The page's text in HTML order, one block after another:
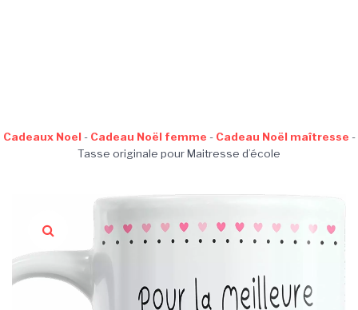
Cadeaux Noel - Cadeau Noël femme - Cadeau Noël maîtresse -
Tasse originale pour Maitresse d’école